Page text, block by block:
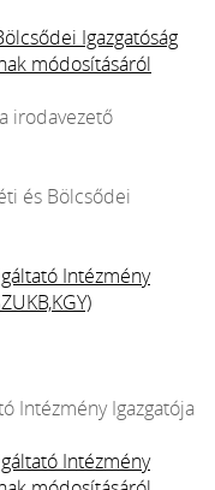
Igazgatóság
módosításáról
irodavezető
és Bölcsődei
Intézmény
Intézmény Igazgatója
Intézmény